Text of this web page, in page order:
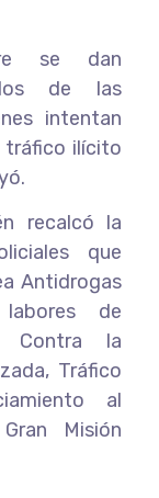
se dan
de las
intentan
tráfico ilícito
recalcó la
que
Antidrogas
de
Contra la
Tráfico
al
Misión